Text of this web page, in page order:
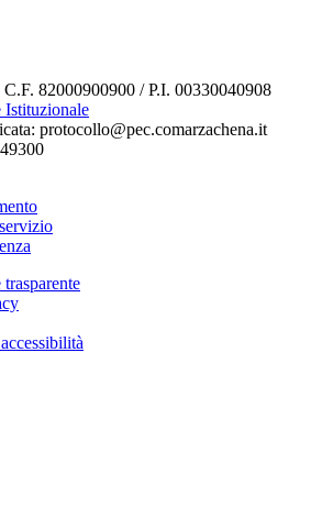
82000900900 / P.I. 00330040908
protocollo@pec.comarzachena.it